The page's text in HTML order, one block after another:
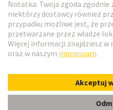
Polski
© HARTING Technology Group